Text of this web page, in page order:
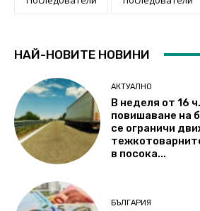
НАЙ-НОВИТЕ НОВИНИ
АКТУАЛНО
В неделя от 16
повишаване на
се ограничи
в посока...
БЪЛГАРИЯ